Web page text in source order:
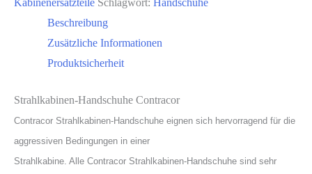
Beschreibung
Zusätzliche Informationen
Produktsicherheit
Strahlkabinen-Handschuhe Contracor
Contracor Strahlkabinen-Handschuhe eignen sich hervorragend für die
aggressiven Bedingungen in einer
Strahlkabine. Alle Contracor Strahlkabinen-Handschuhe sind sehr